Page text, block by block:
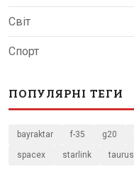
Світ
Спорт
ПОПУЛЯРНІ ТЕГИ
bayraktar f-35 g20
spacex starlink taurus